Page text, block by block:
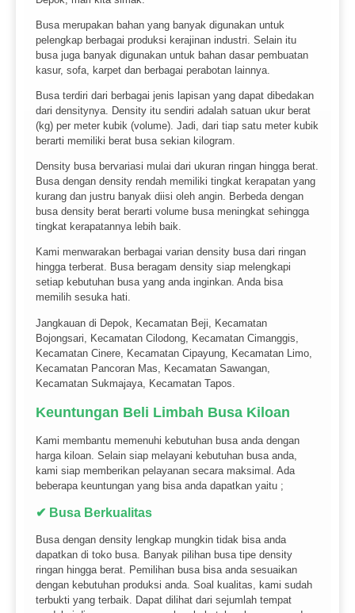
Busa merupakan bahan yang banyak digunakan untuk
pelengkap berbagai produksi kerajinan industri. Selain itu
busa juga banyak digunakan untuk bahan dasar pembuatan
kasur, sofa, karpet dan berbagai perabotan lainnya.
Busa terdiri dari berbagai jenis lapisan yang dapat dibedakan
dari densitynya. Density itu sendiri adalah satuan ukur berat
(kg) per meter kubik (volume). Jadi, dari tiap satu meter kubik
berarti memiliki berat busa sekian kilogram.
Density busa bervariasi mulai dari ukuran ringan hingga berat.
Busa dengan density rendah memiliki tingkat kerapatan yang
kurang dan justru banyak diisi oleh angin. Berbeda dengan
busa density berat berarti volume busa meningkat sehingga
tingkat kerapatannya lebih baik.
Kami menwarakan berbagai varian density busa dari ringan
hingga terberat. Busa beragam density siap melengkapi
setiap kebutuhan busa yang anda inginkan. Anda bisa
memilih sesuka hati.
Jangkauan di Depok, Kecamatan Beji, Kecamatan
Bojongsari, Kecamatan Cilodong, Kecamatan Cimanggis,
Kecamatan Cinere, Kecamatan Cipayung, Kecamatan Limo,
Kecamatan Pancoran Mas, Kecamatan Sawangan,
Kecamatan Sukmajaya, Kecamatan Tapos.
Keuntungan Beli Limbah Busa Kiloan
Kami membantu memenuhi kebutuhan busa anda dengan
harga kiloan. Selain siap melayani kebutuhan busa anda,
kami siap memberikan pelayanan secara maksimal. Ada
beberapa keuntungan yang bisa anda dapatkan yaitu ;
✔ Busa Berkualitas
Busa dengan density lengkap mungkin tidak bisa anda
dapatkan di toko busa. Banyak pilihan busa tipe density
ringan hingga berat. Pemilihan busa bisa anda sesuaikan
dengan kebutuhan produksi anda. Soal kualitas, kami sudah
terbukti yang terbaik. Dapat dilihat dari sejumlah tempat